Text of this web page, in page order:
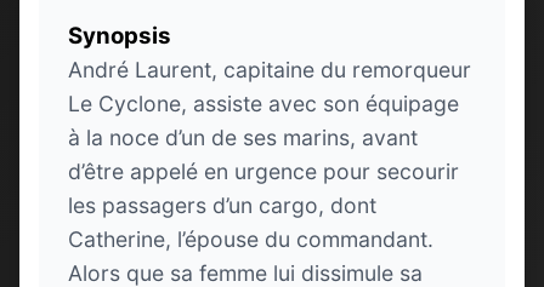
Synopsis
André Laurent, capitaine du remorqueur
Le Cyclone, assiste avec son équipage
à la noce d’un de ses marins, avant
d’être appelé en urgence pour secourir
les passagers d’un cargo, dont
Catherine, l’épouse du commandant.
Alors que sa femme lui dissimule sa